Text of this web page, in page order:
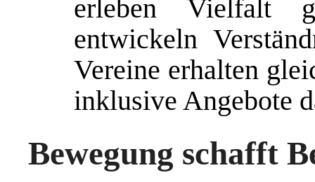
erleben Vielfalt
entwickeln
Vereine erhalten
inklusive Angebote
Bewegung schafft